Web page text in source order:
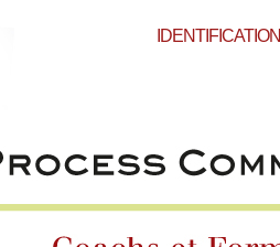
IDENTIFICATION